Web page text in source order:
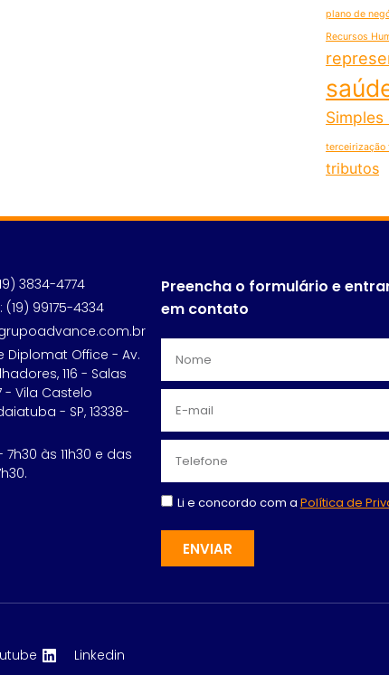
plano de
Recursos
Simples
terceirização
tributos
3834-4774
99175-4334
Diplomat Office - Av.
116 - Salas
- Vila Castelo
- SP, 13338-
7h30 às 11h30 e das
Preencha o formulário e
em contato
Li e concordo com a Política de
ENVIAR
Linkedin